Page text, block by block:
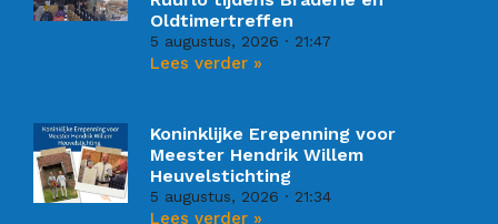
Oldtimertreffen
5 augustus, 2026 21:47
Lees verder »
Koninklijke Erepenning voor
Meester Hendrik Willem
Heuvelstichting
5 augustus, 2026 21:34
Lees verder »